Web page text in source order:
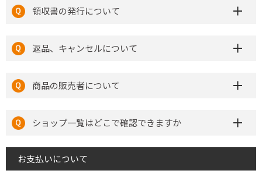
領収書の発行について
返品、キャンセルについて
商品の販売者について
ショップ一覧はどこで確認できますか
お支払いについて